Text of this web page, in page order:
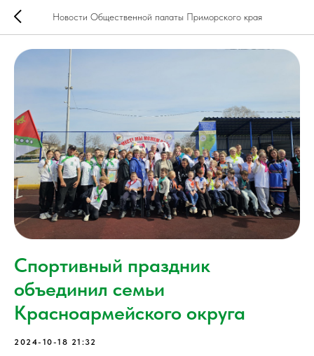
Новости Общественной палаты Приморского края
Спортивный праздник
объединил семьи
Красноармейского округа
2024-10-18 21:32